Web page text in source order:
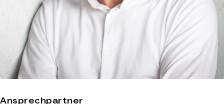
Ansprechpartner